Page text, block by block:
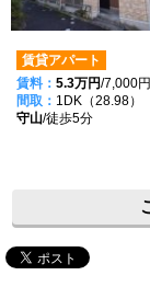
賃貸アパート
賃料： 5.3万円/7,000円
間取： 1DK（28.98）
守山/徒歩5分